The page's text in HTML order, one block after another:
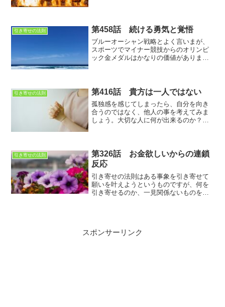
ょう。
引き寄せの法則 第458話 続ける勇気と覚悟
ブルーオーシャン戦略とよく言いまが、
スポーツでマイナー競技からのオリンピ
ック金メダルはかなりの価値がありま
引き寄せの法則 第416話 貴方は一人ではない
孤独感を感じてしまったら、自分を向き
合うのではなく、他人の事を考えてみま
しょう。大切な人に何が出来るのか？内
引き寄せの法則
第326話 お金欲しいからの連鎖
反応
引き寄せの法則はある事象を引き寄せて
願いを叶えようというものですが、何を
引き寄せるのか、一見関係ないものを引
ら。
スポンサーリンク